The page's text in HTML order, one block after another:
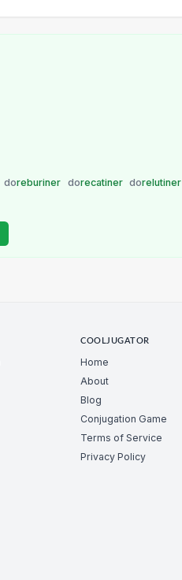
doreburiner dorecatiner dorelutiner
COOLJUGATOR
Home
About
Blog
Conjugation Game
Terms of Service
Privacy Policy